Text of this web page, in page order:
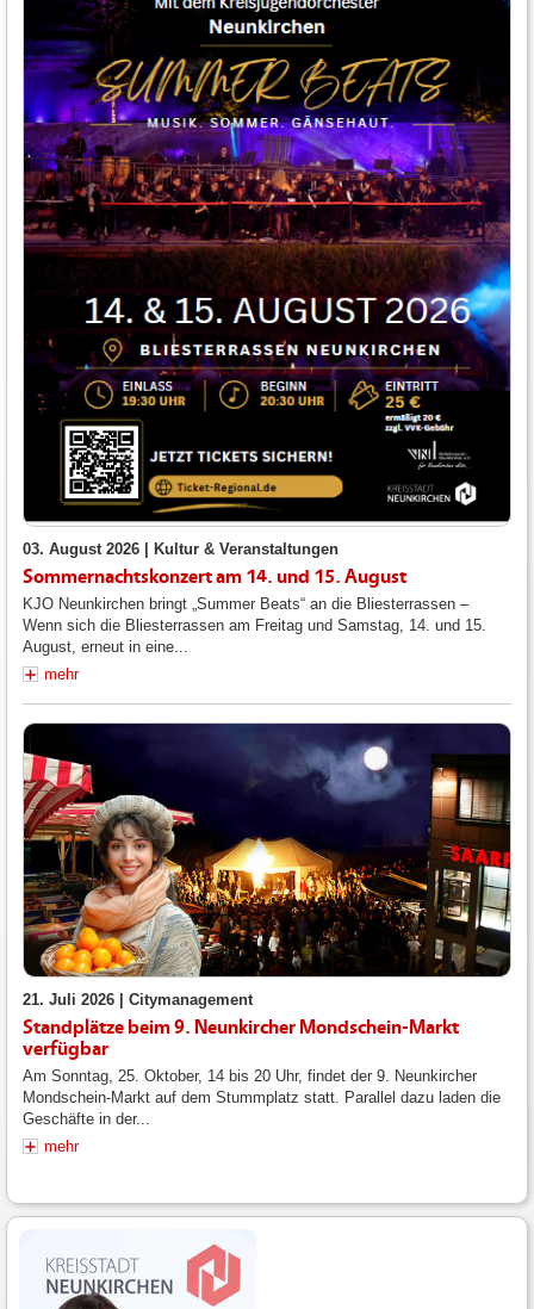
03. August 2026 | Kultur & Veranstaltungen
Sommernachtskonzert am 14. und 15. August
KJO Neunkirchen bringt „Summer Beats“ an die Bliesterrassen –
Wenn sich die Bliesterrassen am Freitag und Samstag, 14. und 15.
August, erneut in eine...
mehr
21. Juli 2026 | Citymanagement
Standplätze beim 9. Neunkircher Mondschein-Markt
verfügbar
Am Sonntag, 25. Oktober, 14 bis 20 Uhr, findet der 9. Neunkircher
Mondschein-Markt auf dem Stummplatz statt. Parallel dazu laden die
Geschäfte in der...
mehr